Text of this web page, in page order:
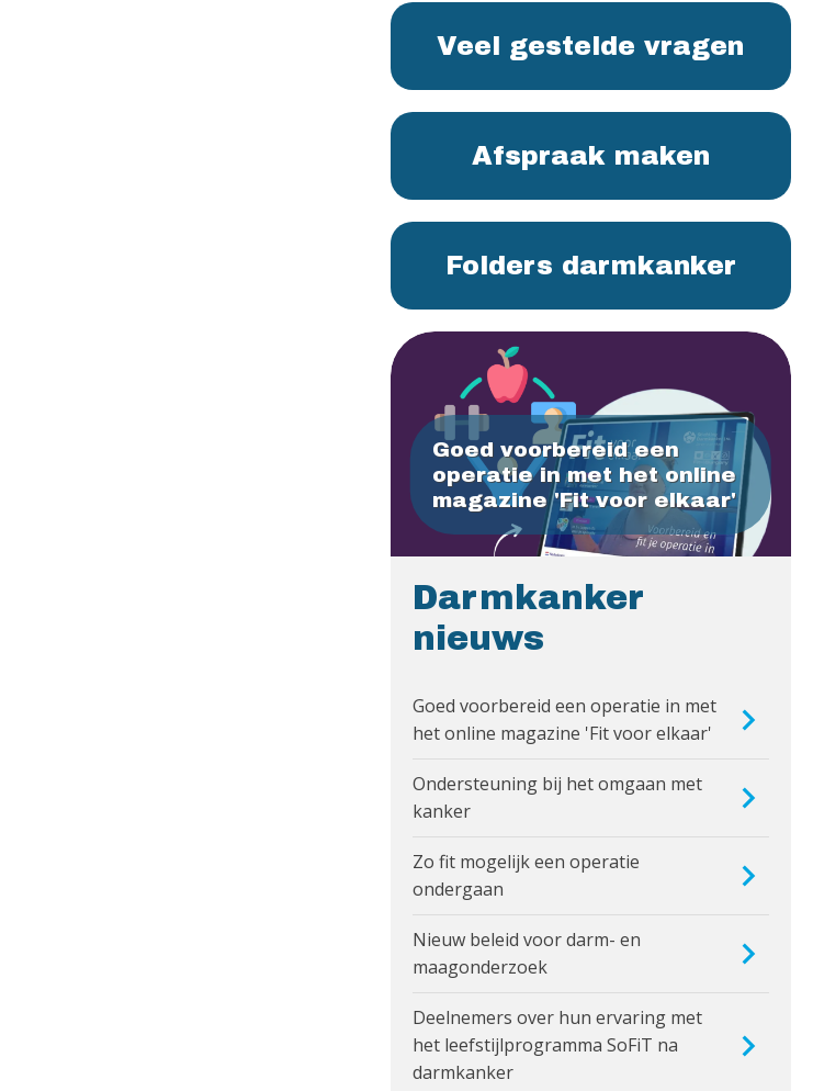
Veel gestelde vragen
Afspraak maken
Folders darmkanker
Goed voorbereid een
operatie in met het online
magazine 'Fit voor elkaar'
Darmkanker
nieuws
Goed voorbereid een operatie in met
het online magazine 'Fit voor elkaar'
Ondersteuning bij het omgaan met
kanker
Zo fit mogelijk een operatie
ondergaan
Nieuw beleid voor darm- en
maagonderzoek
Deelnemers over hun ervaring met
het leefstijlprogramma SoFiT na
darmkanker